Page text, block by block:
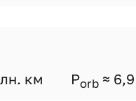
км Porb ≈ 6,9